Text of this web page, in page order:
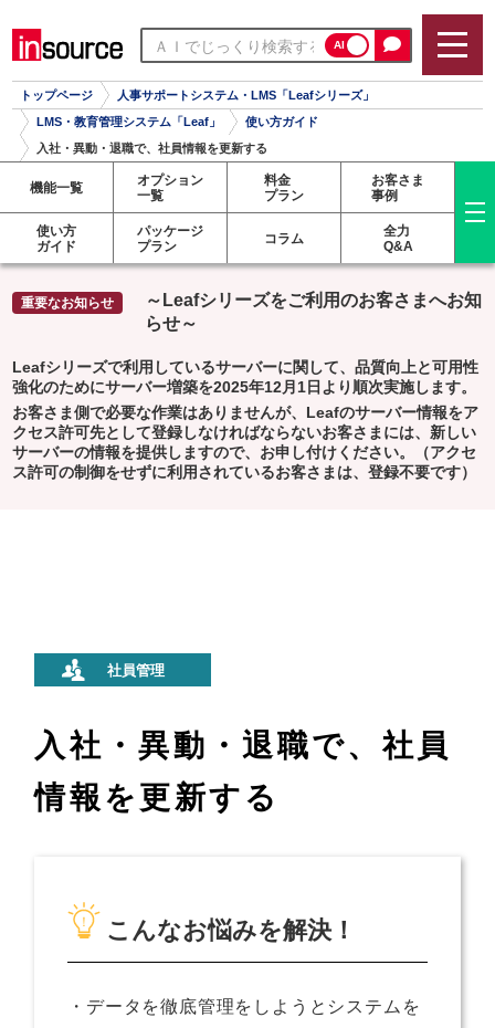
AI
トップページ
人事サポートシステム・LMS「Leafシリーズ」
LMS・教育管理システム「Leaf」
使い方ガイド
入社・異動・退職で、社員情報を更新する
機能一覧
オプション
一覧
料金
プラン
お客さま
事例
使い方
ガイド
パッケージ
プラン
コラム
全力
Q&A
～Leafシリーズをご利用のお客さまへお知
らせ～
Leafシリーズで利用しているサーバーに関して、品質向上と可用性
強化のためにサーバー増築を2025年12月1日より順次実施します。
お客さま側で必要な作業はありませんが、Leafのサーバー情報をア
クセス許可先として登録しなければならないお客さまには、新しい
サーバーの情報を提供しますので、お申し付けください。（アクセ
ス許可の制御をせずに利用されているお客さまは、登録不要です）
入社・異動・退職で、社員
情報を更新する
こんなお悩みを解決！
・データを徹底管理をしようとシステムを